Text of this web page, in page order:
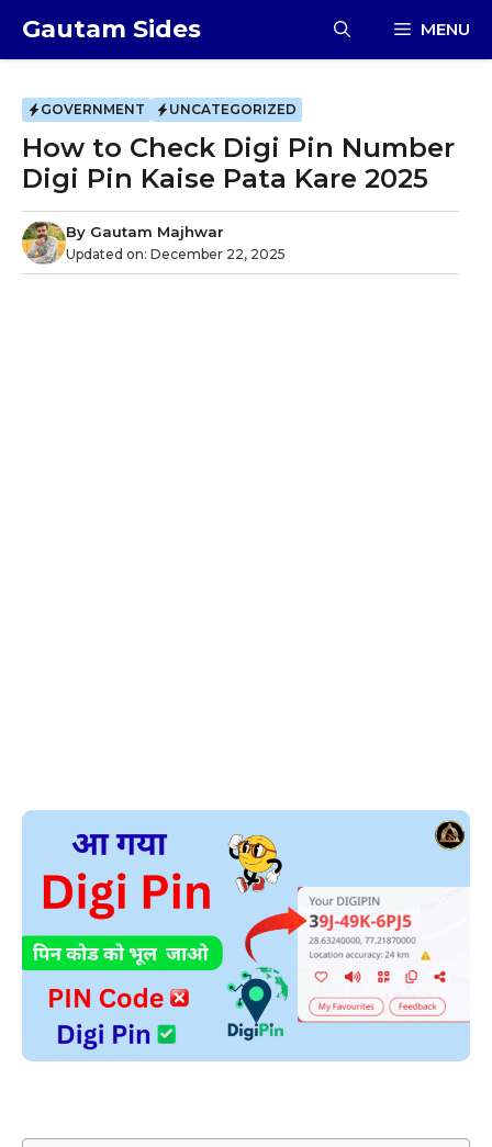
content
Gautam Sides MENU
GOVERNMENT UNCATEGORIZED
How to Check Digi Pin Number
Digi Pin Kaise Pata Kare 2025
By Gautam Majhwar
Updated on: December 22, 2025